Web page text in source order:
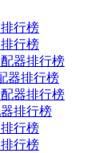
行榜
行榜
器排行榜
器排行榜
器排行榜
排行榜
行榜
行榜